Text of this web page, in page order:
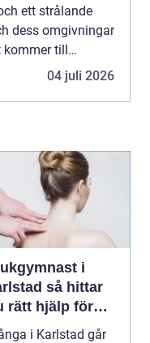
ett strålande
dess omgivningar
kommer till
04 juli 2026
i
så hittar
rätt hjälp för
i Karlstad går